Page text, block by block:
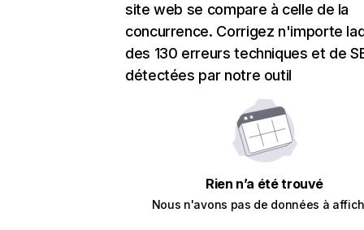
site web se compare à celle de la
concurrence. Corrigez n'importe
des 130 erreurs techniques et de
détectées par notre outil
Rien n’a été trouvé
Nous n'avons pas de données à